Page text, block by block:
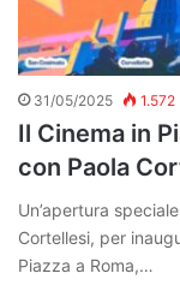
31/05/2025 1.572
Il Cinema in
con Paola
Un’apertura
Cortellesi, per
Piazza a Roma,…